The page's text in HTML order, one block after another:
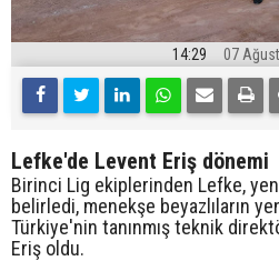
14:29 07
Lefke'de Levent Eriş dönemi
Birinci Lig ekiplerinden Lefke,
belirledi, menekşe beyazlıların
Türkiye'nin tanınmış teknik
Eriş oldu.